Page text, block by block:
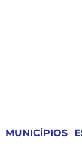
MUNICÍPIOS